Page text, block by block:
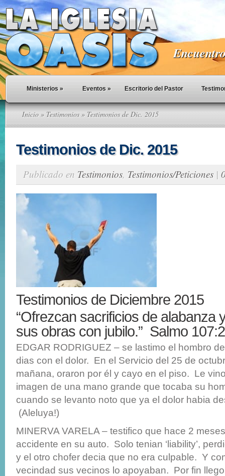
Ministerios » Eventos » Escritorio del Pastor
Inicio » Testimonios» Testimonios de Dic. 2015
Testimonios de Dic. 2015
Publicado en Testimonios, Testimonios/Peticiones |
Testimonios de Diciembre 2015
“Ofrezcan sacrificios de alabanza
sus obras con jubilo.” Salmo
EDGAR RODRIGUEZ – se lastimo el hombro
dias con el dolor. En el Servicio del 25 de
mañana, oraron por él y cayo en el piso. Le
imagen de una mano grande que tocaba su
cuando se levanto noto que ya el dolor habia
(Aleluya!)
MINERVA VARELA – testifico que hace 2
accidente en su auto. Solo tenian ‘liability’,
y el otro chofer decia que no era culpable. Y
vecindad sus vecinos lo apoyaban. Por fin